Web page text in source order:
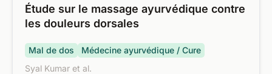
Étude sur le massage ayurvédique contre
les douleurs dorsales
Mal de dos
Médecine ayurvédique / Cure
Syal Kumar et al.